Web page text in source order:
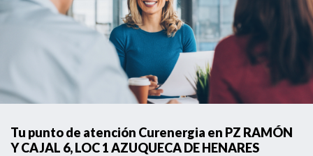
Tu punto de atención Curenergia en PZ RAMÓN
Y CAJAL 6, LOC 1 AZUQUECA DE HENARES